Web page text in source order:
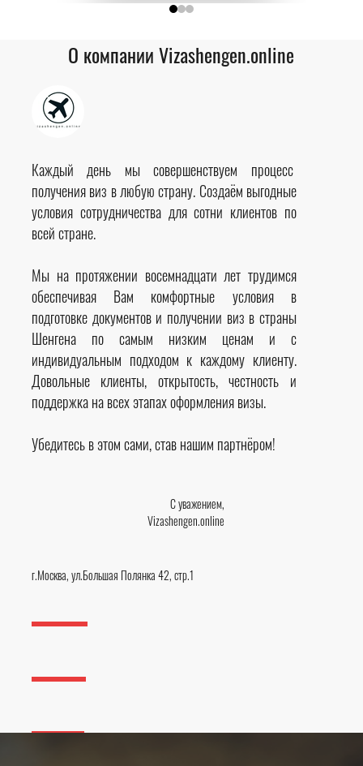
О компании Vizashengen.online
Каждый день мы совершенствуем процесс
получения виз в любую страну. Создаём выгодные
условия сотрудничества для сотни клиентов по
всей стране.
Мы на протяжении восемнадцати лет трудимся
обеспечивая Вам комфортные условия в
подготовке документов и получении виз в страны
Шенгена по самым низким ценам и с
индивидуальным подходом к каждому клиенту.
Довольные клиенты, открытость, честность и
поддержка на всех этапах оформления визы.
Убедитесь в этом сами, став нашим партнёром!
С уважением,
Vizashengen.online
г.Москва, ул.Большая Полянка 42, стр.1